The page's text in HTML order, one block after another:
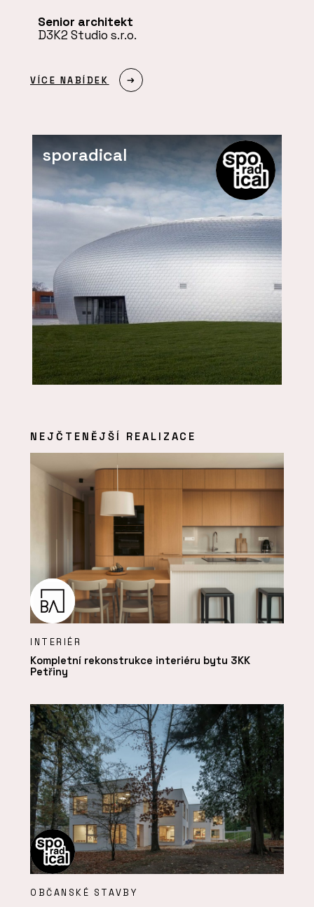
Senior architekt
D3K2 Studio s.r.o.
VÍCE NABÍDEK
sporadical
NEJČTENĚJŠÍ REALIZACE
INTERIÉR
Kompletní rekonstrukce interiéru bytu 3KK
Petřiny
OBČANSKÉ STAVBY